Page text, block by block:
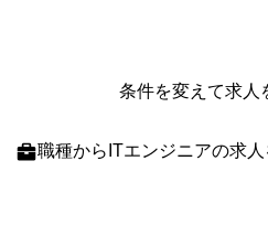
条件を変えて求人
職種からITエンジニアの求人